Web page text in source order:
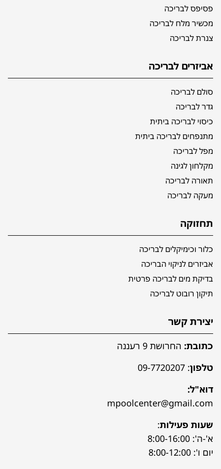
פסיפס לבריכה
מכשיר מלח לבריכה
צנרת לבריכה
אביזרים לבריכה
סולם לבריכה
גדר לבריכה
כיסוי לבריכה ביתית
מתנפחים לבריכה ביתית
מפל לבריכה
מקלחון לגינה
תאורה לבריכה
מעקה לבריכה
תחזוקה
כלור וכימיקלים לבריכה
אביזרים לניקוי הבריכה
בדיקת מים לבריכה פרטית
תיקון רובוט לבריכה
יצירת קשר
כתובת: החרושת 9 רעננה
טלפון:
09-7720207
דוא"ל:
mpoolcenter@gmail.com
שעות פעילות:
א'-ה': 8:00-16:00
יום ו': 8:00-12:00